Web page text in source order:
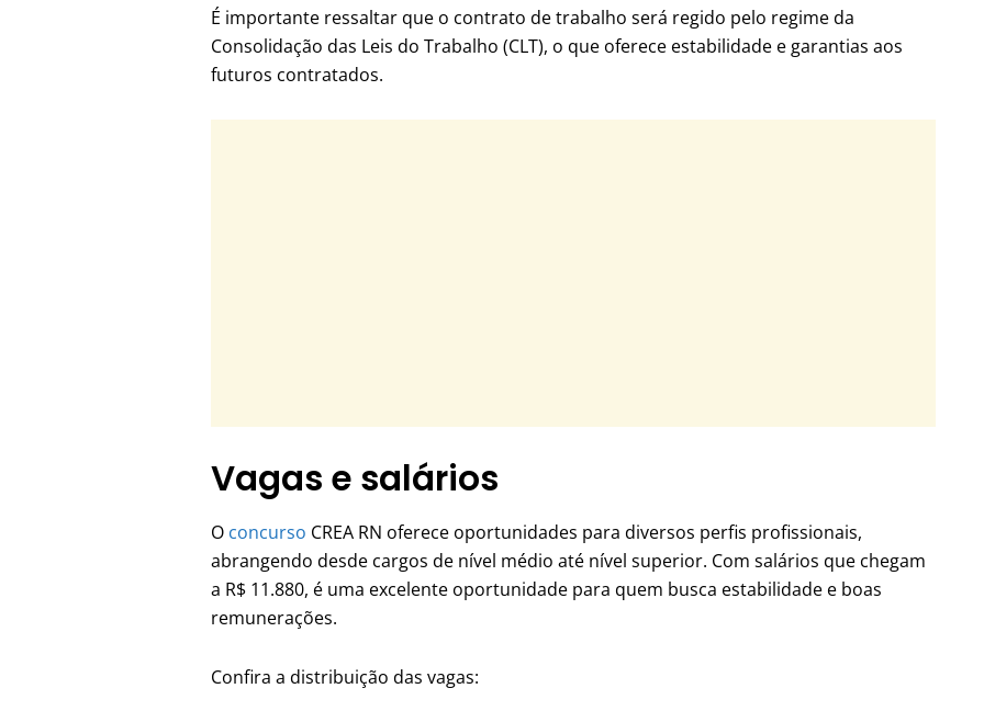
É importante ressaltar que o contrato de trabalho será regido pelo regime da
Consolidação das Leis do Trabalho (CLT), o que oferece estabilidade e garantias aos
futuros contratados.
Vagas e salários
O concurso CREA RN oferece oportunidades para diversos perfis profissionais,
abrangendo desde cargos de nível médio até nível superior. Com salários que chegam
a R$ 11.880, é uma excelente oportunidade para quem busca estabilidade e boas
remunerações.
Confira a distribuição das vagas: